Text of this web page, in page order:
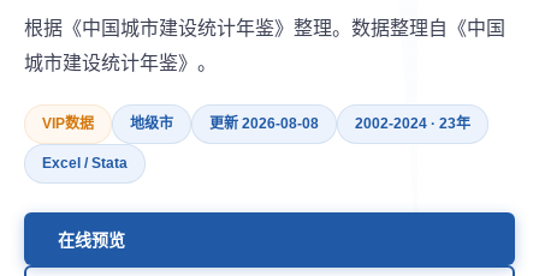
根据《中国城市建设统计年鉴》整理。数据整理自《中国
城市建设统计年鉴》。
VIP数据 地级市 更新 2026-08-08 2002-2024 · 23年
Excel / Stata
在线预览